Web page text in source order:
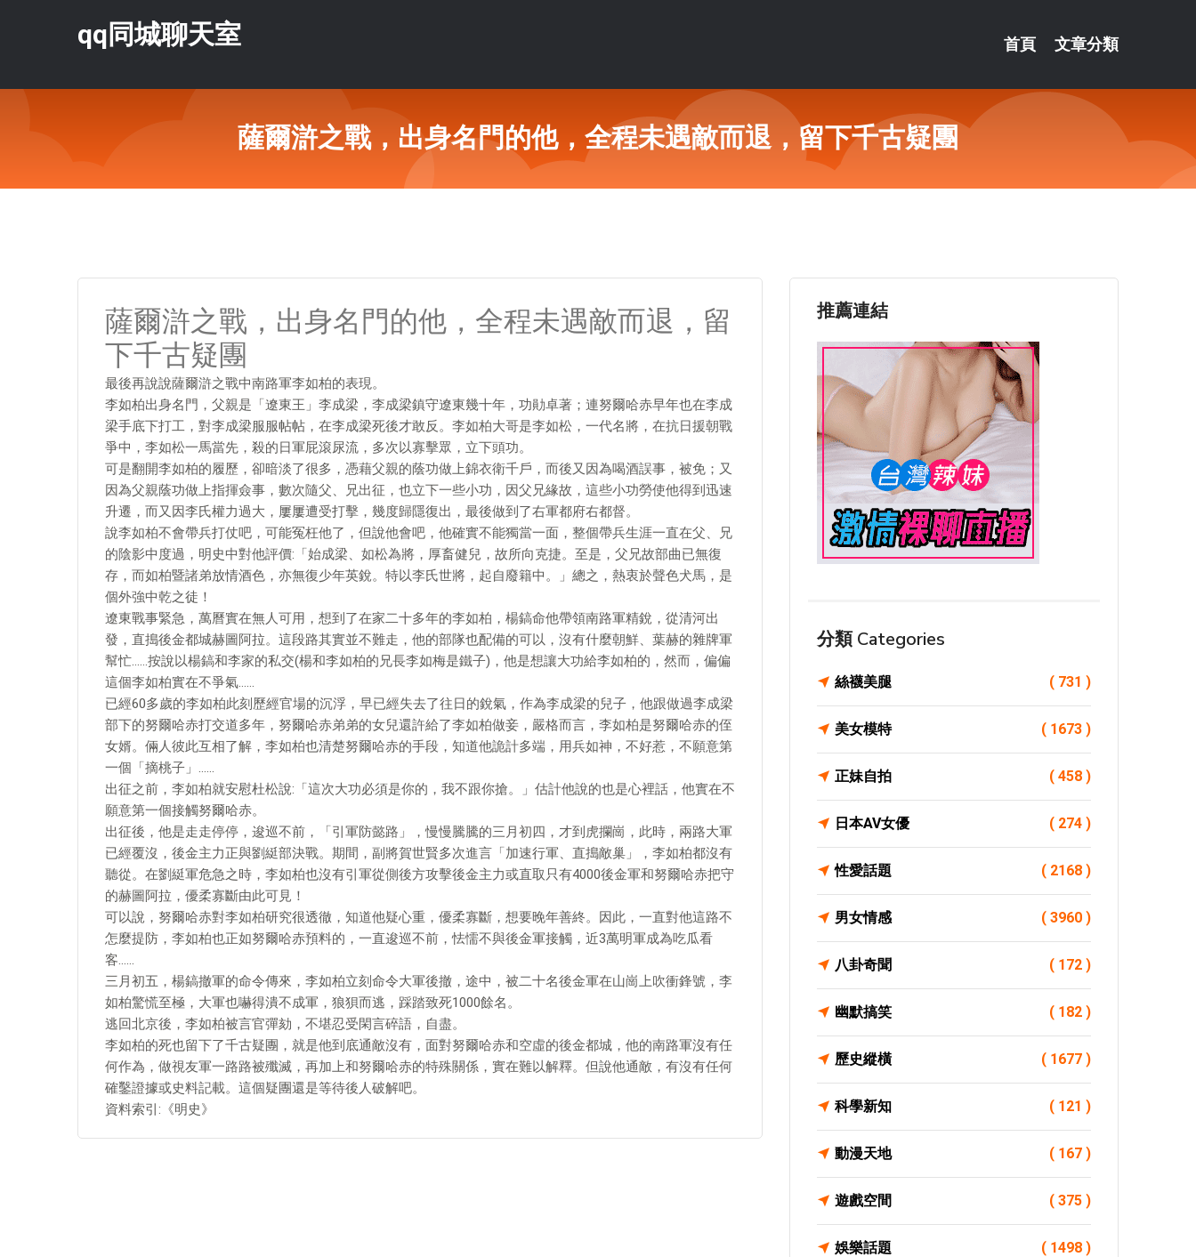
qq同城聊天室 首頁 文章分類
薩爾滸之戰，出身名門的他，全程未遇敵而退，留下千古疑團
薩爾滸之戰，出身名門的他，全程未遇敵而退，留
下千古疑團
最後再說說薩爾滸之戰中南路軍李如柏的表現。
李如柏出身名門，父親是「遼東王」李成梁，李成梁鎮守遼東幾十年，功勛卓著；連努爾哈赤早年也在李成
梁手底下打工，對李成梁服服帖帖，在李成梁死後才敢反。李如柏大哥是李如松，一代名將，在抗日援朝戰
爭中，李如松一馬當先，殺的日軍屁滾尿流，多次以寡擊眾，立下頭功。
可是翻開李如柏的履歷，卻暗淡了很多，憑藉父親的蔭功做上錦衣衛千戶，而後又因為喝酒誤事，被免；又
因為父親蔭功做上指揮僉事，數次隨父、兄出征，也立下一些小功，因父兄緣故，這些小功勞使他得到迅速
升遷，而又因李氏權力過大，屢屢遭受打擊，幾度歸隱復出，最後做到了右軍都府右都督。
說李如柏不會帶兵打仗吧，可能冤枉他了，但說他會吧，他確實不能獨當一面，整個帶兵生涯一直在父、兄
的陰影中度過，明史中對他評價:「始成梁、如松為將，厚畜健兒，故所向克捷。至是，父兄故部曲已無復
存，而如柏暨諸弟放情酒色，亦無復少年英銳。特以李氏世將，起自廢籍中。」總之，熱衷於聲色犬馬，是
個外強中乾之徒！
遼東戰事緊急，萬曆實在無人可用，想到了在家二十多年的李如柏，楊鎬命他帶領南路軍精銳，從清河出
發，直搗後金都城赫圖阿拉。這段路其實並不難走，他的部隊也配備的可以，沒有什麼朝鮮、葉赫的雜牌軍
幫忙……按說以楊鎬和李家的私交(楊和李如柏的兄長李如梅是鐵子)，他是想讓大功給李如柏的，然而，偏偏
這個李如柏實在不爭氣……
已經60多歲的李如柏此刻歷經官場的沉浮，早已經失去了往日的銳氣，作為李成梁的兒子，他跟做過李成梁
部下的努爾哈赤打交道多年，努爾哈赤弟弟的女兒還許給了李如柏做妾，嚴格而言，李如柏是努爾哈赤的侄
女婿。倆人彼此互相了解，李如柏也清楚努爾哈赤的手段，知道他詭計多端，用兵如神，不好惹，不願意第
一個「摘桃子」……
出征之前，李如柏就安慰杜松說:「這次大功必須是你的，我不跟你搶。」估計他說的也是心裡話，他實在不
願意第一個接觸努爾哈赤。
出征後，他是走走停停，逡巡不前，「引軍防懿路」，慢慢騰騰的三月初四，才到虎攔崗，此時，兩路大軍
已經覆沒，後金主力正與劉綎部決戰。期間，副將賀世賢多次進言「加速行軍、直搗敵巢」，李如柏都沒有
聽從。在劉綎軍危急之時，李如柏也沒有引軍從側後方攻擊後金主力或直取只有4000後金軍和努爾哈赤把守
的赫圖阿拉，優柔寡斷由此可見！
可以說，努爾哈赤對李如柏研究很透徹，知道他疑心重，優柔寡斷，想要晚年善終。因此，一直對他這路不
怎麼提防，李如柏也正如努爾哈赤預料的，一直逡巡不前，怯懦不與後金軍接觸，近3萬明軍成為吃瓜看
客……
三月初五，楊鎬撤軍的命令傳來，李如柏立刻命令大軍後撤，途中，被二十名後金軍在山崗上吹衝鋒號，李
如柏驚慌至極，大軍也嚇得潰不成軍，狼狽而逃，踩踏致死1000餘名。
逃回北京後，李如柏被言官彈劾，不堪忍受閑言碎語，自盡。
李如柏的死也留下了千古疑團，就是他到底通敵沒有，面對努爾哈赤和空虛的後金都城，他的南路軍沒有任
何作為，做視友軍一路路被殲滅，再加上和努爾哈赤的特殊關係，實在難以解釋。但說他通敵，有沒有任何
確鑿證據或史料記載。這個疑團還是等待後人破解吧。
資料索引:《明史》
推薦連結
分類 Categories
絲襪美腿 ( 731 )
美女模特 ( 1673 )
正妹自拍 ( 458 )
日本AV女優 ( 274 )
性愛話題 ( 2168 )
男女情感 ( 3960 )
八卦奇聞 ( 172 )
幽默搞笑 ( 182 )
歷史縱橫 ( 1677 )
科學新知 ( 121 )
動漫天地 ( 167 )
遊戲空間 ( 375 )
娛樂話題 ( 1498 )